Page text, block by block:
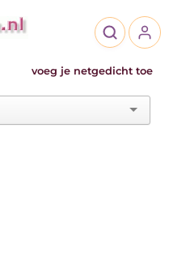
voeg je netgedicht toe